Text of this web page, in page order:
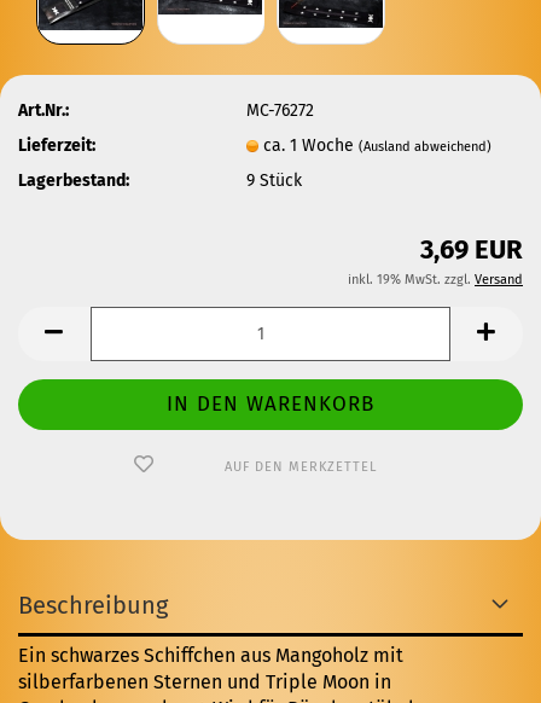
Art.Nr.:
MC-76272
Lieferzeit:
ca. 1 Woche(Ausland abweichend)
Lagerbestand: 9Stück
3,69 EUR
inkl. 19% MwSt. zzgl. Versand
AUF DEN MERKZETTEL
Beschreibung
Ein schwarzes Schiffchen aus Mangoholz mit
silberfarbenen Sternen und Triple Moon in